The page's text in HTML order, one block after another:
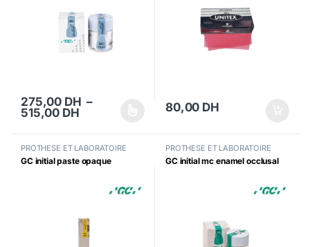
275,00 DH –
515,00 DHPlage de prix : 275,00 DH à 515,00 DH
Ce produit a plusieurs variations. Les options peuvent être
80,00 DH
PROTHESE ET LABORATOIRE
GC initial paste opaque
PROTHESE ET LABORATOIRE
GC initial mc enamel occlusal